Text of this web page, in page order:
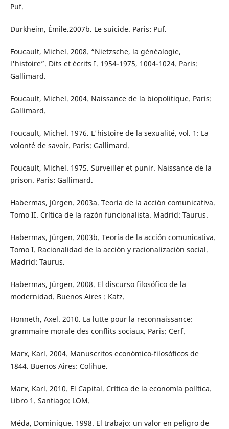
Puf.
Durkheim, Émile.2007b. Le suicide. Paris: Puf.
Foucault, Michel. 2008. “Nietzsche, la généalogie,
l'histoire”. Dits et écrits I. 1954-1975, 1004-1024. Paris:
Gallimard.
Foucault, Michel. 2004. Naissance de la biopolitique. Paris:
Gallimard.
Foucault, Michel. 1976. L'histoire de la sexualité, vol. 1: La
volonté de savoir. Paris: Gallimard.
Foucault, Michel. 1975. Surveiller et punir. Naissance de la
prison. Paris: Gallimard.
Habermas, Jürgen. 2003a. Teoría de la acción comunicativa.
Tomo II. Crítica de la razón funcionalista. Madrid: Taurus.
Habermas, Jürgen. 2003b. Teoría de la acción comunicativa.
Tomo I. Racionalidad de la acción y racionalización social.
Madrid: Taurus.
Habermas, Jürgen. 2008. El discurso filosófico de la
modernidad. Buenos Aires : Katz.
Honneth, Axel. 2010. La lutte pour la reconnaissance:
grammaire morale des conflits sociaux. Paris: Cerf.
Marx, Karl. 2004. Manuscritos económico-filosóficos de
1844. Buenos Aires: Colihue.
Marx, Karl. 2010. El Capital. Crítica de la economía política.
Libro 1. Santiago: LOM.
Méda, Dominique. 1998. El trabajo: un valor en peligro de